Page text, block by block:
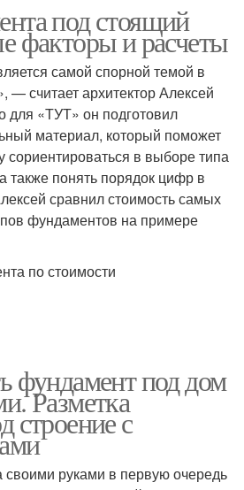
под стоящий
факторы и расчеты
самой спорной темой в
— считает архитектор Алексей
для «ТУТ» он подготовил
материал, который поможет
сориентироваться в выборе типа
также понять порядок цифр в
сравнил стоимость самых
фундаментов на примере
по стоимости
фундамент под дом
Разметка
строение с
своими руками в первую очередь